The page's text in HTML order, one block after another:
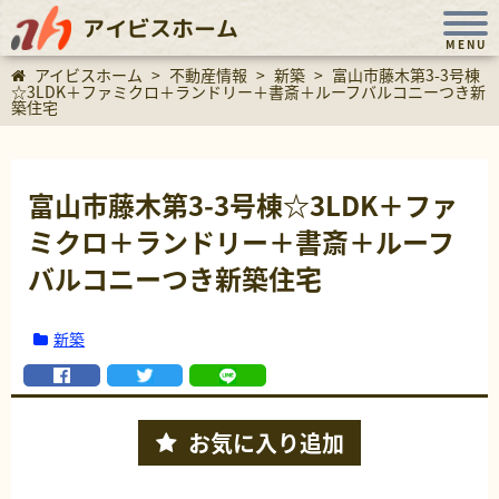
アイビスホーム
MENU
アイビスホーム > 不動産情報 > 新築 > 富山市藤木第3-3号棟
☆3LDK＋ファミクロ＋ランドリー＋書斎＋ルーフバルコニーつき新
築住宅
富山市藤木第3-3号棟☆3LDK＋ファ
ミクロ＋ランドリー＋書斎＋ルーフ
バルコニーつき新築住宅
新築
お気に入り追加